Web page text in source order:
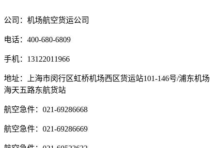
公司：机场航空货运公司
电话：400-680-6809
手机：13122011966
地址：上海市闵行区虹桥机场西区货运站101-146号/浦东机场
海天五路东航货站
航空急件：021-69286668
航空急件：021-69286669